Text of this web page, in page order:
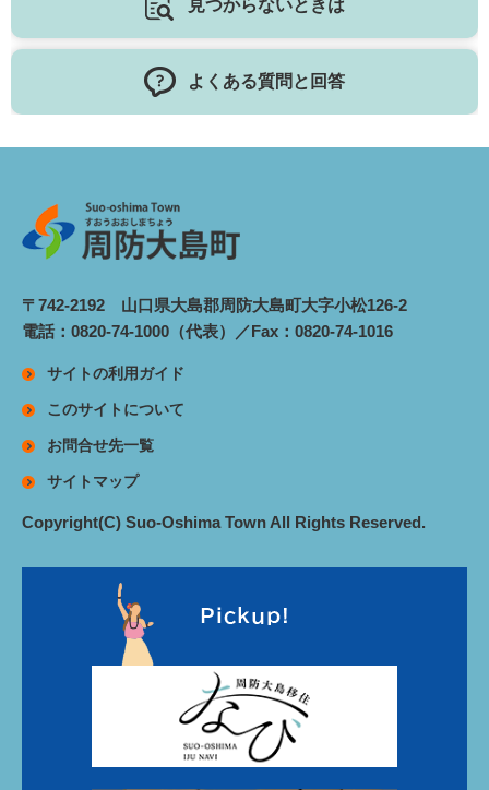
見つからないときは
よくある質問と回答
〒742-2192 山口県大島郡周防大島町大字小松126-2
電話：0820-74-1000（代表）／Fax：0820-74-1016
サイトの利用ガイド
このサイトについて
お問合せ先一覧
サイトマップ
Copyright(C) Suo-Oshima Town All Rights Reserved.